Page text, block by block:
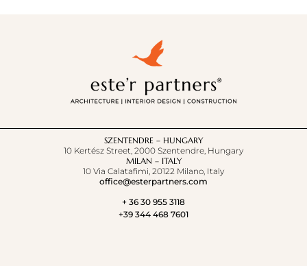
SZENTENDRE – HUNGARY
10 Kertész Street, 2000 Szentendre, Hungary
MILAN – ITALY
10 Via Calatafimi, 20122 Milano, Italy
office@esterpartners.com
+ 36 30 955 3118
+39 344 468 7601